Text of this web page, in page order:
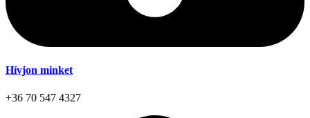
Hívjon minket
+36 70 547 4327